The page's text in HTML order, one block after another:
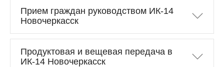
Прием граждан руководством ИК-14
Новочеркасск
Продуктовая и вещевая передача в
ИК-14 Новочеркасск